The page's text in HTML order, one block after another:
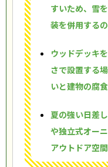
すいため、雪
装を併用するの
ウッドデッキ
さで設置する
いと建物の腐
夏の強い日差
や独立式オー
アウトドア空